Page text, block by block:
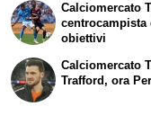
Calciomercato
centrocampista
obiettivi
Calciomercato
Trafford, ora